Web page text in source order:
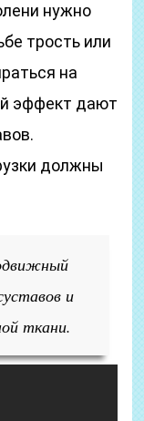
нужно
трость или
на
эффект дают
должны
и
ткани.